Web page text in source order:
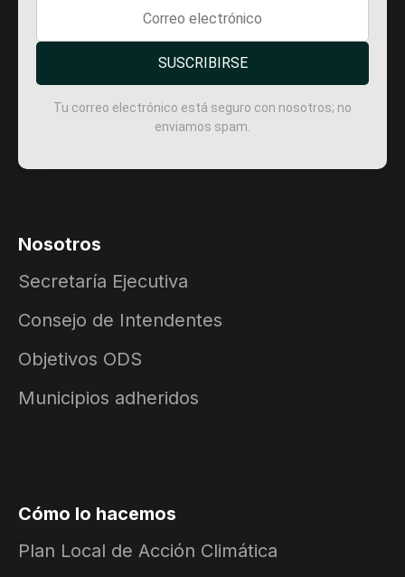
SUSCRIBIRSE
Tu correo electrónico está seguro con nosotros; no
enviamos spam.
Nosotros
Secretaría Ejecutiva
Consejo de Intendentes
Objetivos ODS
Municipios adheridos
Cómo lo hacemos
Plan Local de Acción Climática